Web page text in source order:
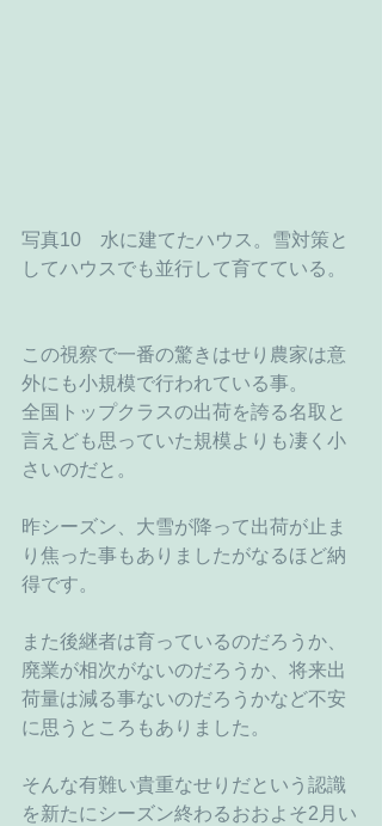
写真10　水に建てたハウス。雪対策と
してハウスでも並行して育てている。
この視察で一番の驚きはせり農家は意
外にも小規模で行われている事。
全国トップクラスの出荷を誇る名取と
言えども思っていた規模よりも凄く小
さいのだと。
昨シーズン、大雪が降って出荷が止ま
り焦った事もありましたがなるほど納
得です。
また後継者は育っているのだろうか、
廃業が相次がないのだろうか、将来出
荷量は減る事ないのだろうかなど不安
に思うところもありました。
そんな有難い貴重なせりだという認識
を新たにシーズン終わるおおよそ2月い